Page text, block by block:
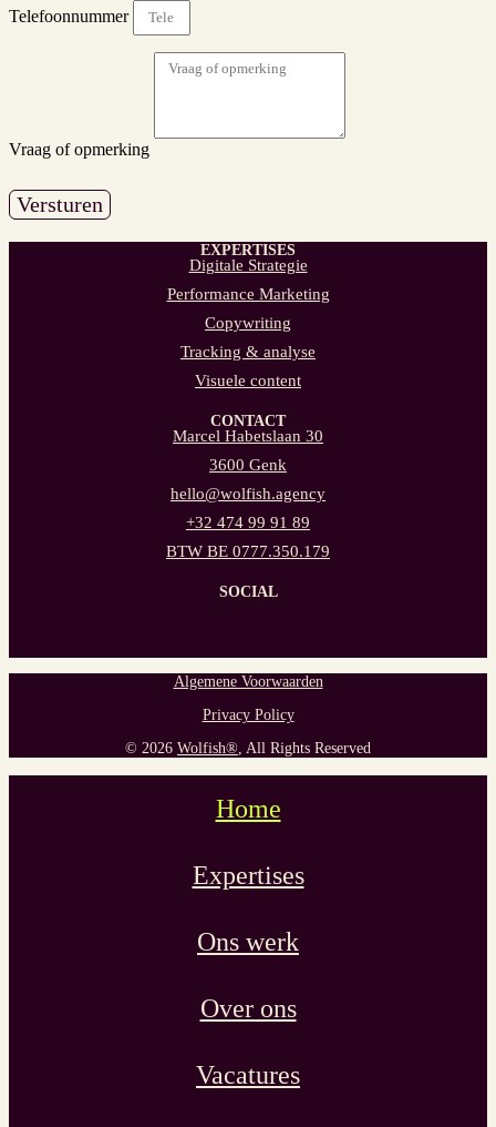
Telefoonnummer
Vraag of opmerking
Versturen
EXPERTISES
Digitale Strategie
Performance Marketing
Copywriting
Tracking & analyse
Visuele content
CONTACT
Marcel Habetslaan 30
3600 Genk
hello@wolfish.agency
+32 474 99 91 89
BTW BE 0777.350.179
SOCIAL
Algemene Voorwaarden
Privacy Policy
© 2026 Wolfish®, All Rights Reserved
Home
Expertises
Ons werk
Over ons
Vacatures